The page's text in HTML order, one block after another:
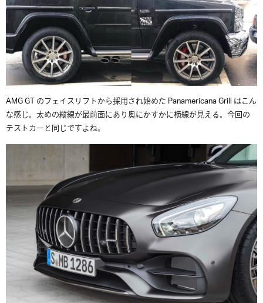
AMG GT のフェイスリフトから採用され始めた Panamericana Grill はこん
な感じ。太めの縦線が最前面にあり奥にかすかに横線が見える。今回の
テストカーと同じですよね。